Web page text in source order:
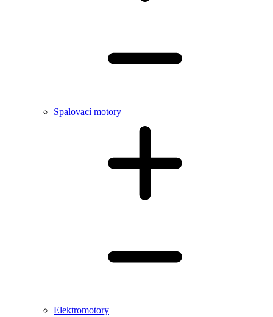
Spalovací motory
Elektromotory